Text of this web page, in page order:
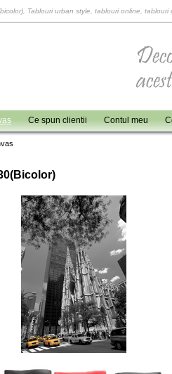
Tablouri urban style, tablouri online, tablouri
Ce spun clientii Contul meu